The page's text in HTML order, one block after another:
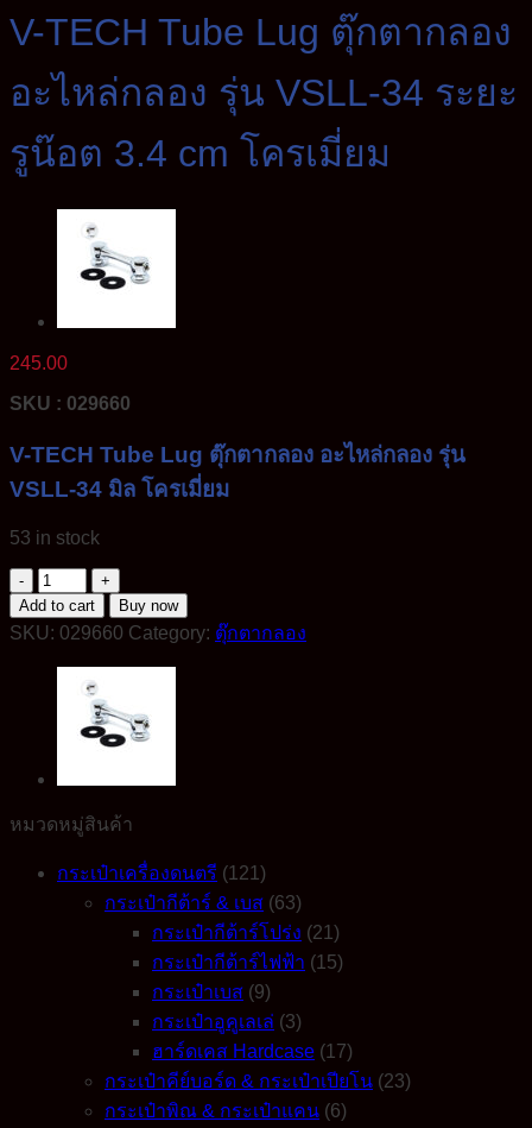
V-TECH Tube Lug ตุ๊กตากลอง
อะไหล่กลอง รุ่น VSLL-34 ระยะ
รูน๊อต 3.4 cm โครเมี่ยม
245.00
SKU : 029660
V-TECH Tube Lug ตุ๊กตากลอง อะไหล่กลอง รุ่น
VSLL-34 มิล โครเมี่ยม
53 in stock
V-
TECH
Tube
Lug
ตุ๊กตา
อะไหล่
รุ่น
VSLL-
34
ยะ
quantity
Add to cart Buy now
SKU: 029660 Category: ตุ๊กตากลอง
หมวดหมู่สินค้า
กระเป๋าเครื่องดนตรี (121)
กระเป๋ากีต้าร์ & เบส (63)
กระเป๋ากีต้าร์โปร่ง (21)
กระเป๋ากีต้าร์ไฟฟ้า (15)
กระเป๋าเบส (9)
กระเป๋าอูคูเลเล่ (3)
ฮาร์ดเคส Hardcase (17)
กระเป๋าคีย์บอร์ด & กระเป๋าเปียโน (23)
กระเป๋าพิณ & กระเป๋าแคน (6)